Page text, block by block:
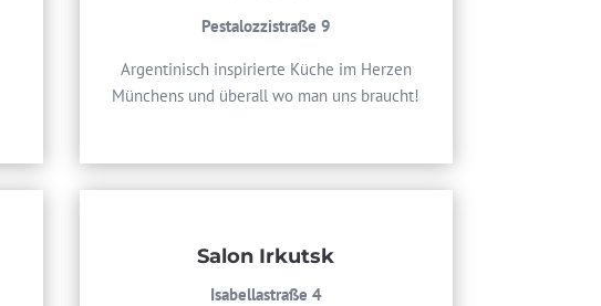
Pestalozzistraße 9
Argentinisch inspirierte Küche im Herzen
Münchens und überall wo man uns braucht!
Salon Irkutsk
Isabellastraße 4